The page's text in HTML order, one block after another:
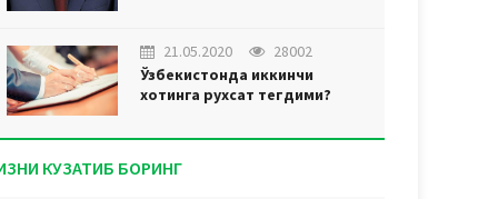
21.05.2020
28002
Ўзбекистонда иккинчи
хотинга рухсат тегдими?
КУЗАТИБ БОРИНГ